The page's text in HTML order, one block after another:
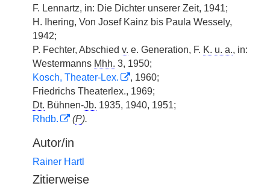
F. Lennartz, in: Die Dichter unserer Zeit, 1941;
H. Ihering, Von Josef Kainz bis Paula Wessely,
1942;
P. Fechter, Abschied v. e. Generation, F. K. u. a., in:
Westermanns Mhh. 3, 1950;
Kosch, Theater-Lex.
, 1960;
Friedrichs Theaterlex., 1969;
Dt. Bühnen-Jb. 1935, 1940, 1951;
Rhdb.
(P).
Autor/in
Rainer Hartl
Zitierweise